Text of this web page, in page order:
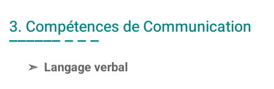
3. Compétences de Communication
Langage verbal